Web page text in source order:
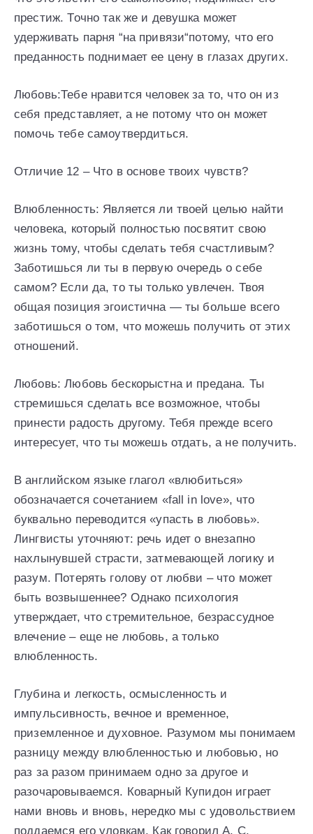
престиж. Точно так же и девушка может
удерживать парня “на привязи“потому, что его
преданность поднимает ее цену в глазах других.
Любовь:Тебе нравится человек за то, что он из
себя представляет, а не потому что он может
помочь тебе самоутвердиться.
Отличие 12 – Что в основе твоих чувств?
Влюбленность: Является ли твоей целью найти
человека, который полностью посвятит свою
жизнь тому, чтобы сделать тебя счастливым?
Заботишься ли ты в первую очередь о себе
самом? Если да, то ты только увлечен. Твоя
общая позиция эгоистична — ты больше всего
заботишься о том, что можешь получить от этих
отношений.
Любовь: Любовь бескорыстна и предана. Ты
стремишься сделать все возможное, чтобы
принести радость другому. Тебя прежде всего
интересует, что ты можешь отдать, а не получить.
В английском языке глагол «влюбиться»
обозначается сочетанием «fall in love», что
буквально переводится «упасть в любовь».
Лингвисты уточняют: речь идет о внезапно
нахлынувшей страсти, затмевающей логику и
разум. Потерять голову от любви – что может
быть возвышеннее? Однако психология
утверждает, что стремительное, безрассудное
влечение – еще не любовь, а только
влюбленность.
Глубина и легкость, осмысленность и
импульсивность, вечное и временное,
приземленное и духовное. Разумом мы понимаем
разницу между влюбленностью и любовью, но
раз за разом принимаем одно за другое и
разочаровываемся. Коварный Купидон играет
нами вновь и вновь, нередко мы с удовольствием
поддаемся его уловкам. Как говорил А. С.